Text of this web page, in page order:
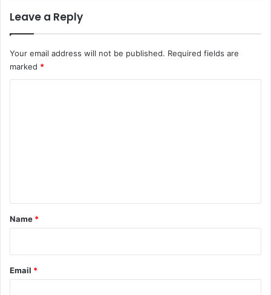
Leave a Reply
Your email address will not be published. Required fields are
marked *
*
Name *
Email *